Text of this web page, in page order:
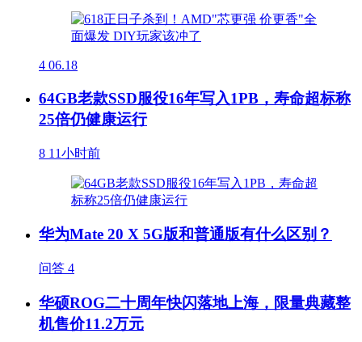
4 06.18
64GB老款SSD服役16年写入1PB，寿命超标称
25倍仍健康运行
8 11小时前
华为Mate 20 X 5G版和普通版有什么区别？
问答 4
华硕ROG二十周年快闪落地上海，限量典藏整
机售价11.2万元